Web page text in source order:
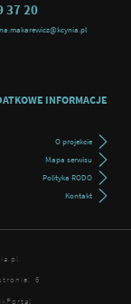
37 20
INFORMACJE
O projekcie
Mapa serwisu
Polityka RODO
Kontakt
6